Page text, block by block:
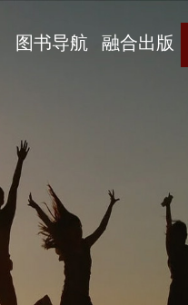
图书导航 融合出版